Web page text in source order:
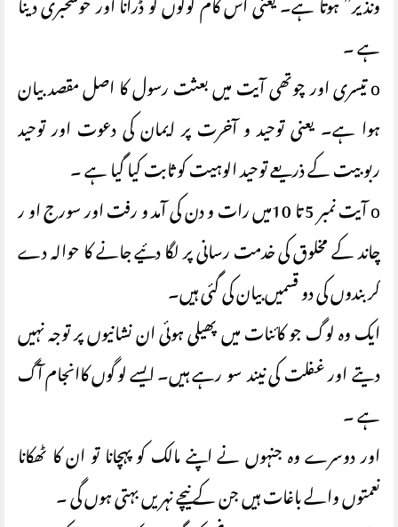
ہے ۔
o تیسری اور چوتھی آیت میں بعثت رسول کا اصل مقصد بیان
ہوا ہے۔ یعنی توحید و آخرت پر ایمان کی دعوت اور توحید
ربوبیت کے ذریعے توحید الوہیت کو ثابت کیا گیا ہے ۔
o آیت نمبر 5 تا 10میں رات و دن کی آمد و رفت اور سورج او ر
چاند کے مخلوق کی خدمت رسانی پر لگا دئیے جانے کا حوالہ دے
کر بندوں کی دو قسمیں بیان کی گئی ہیں۔
ایک وہ لوگ جو کائنات میں پھیلی ہوئی ان نشانیوں پر توجہ نہیں
دیتے اور غفلت کی نیند سو رہے ہیں۔ ایسے لوگوں کاانجام آگ
ہے ۔
اور دوسرے وہ جنہوں نے اپنے مالک کو پہچانا تو ان کا ٹھکانا
نعمتوں والے باغات ہیں جن کے نیچے نہریں بہتی ہوں گی ۔